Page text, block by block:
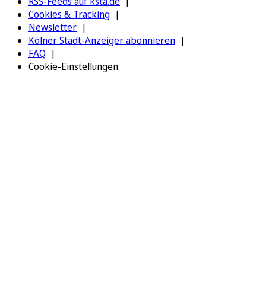
Cookies & Tracking
Newsletter
Kölner Stadt-Anzeiger abonnieren
FAQ
Cookie-Einstellungen